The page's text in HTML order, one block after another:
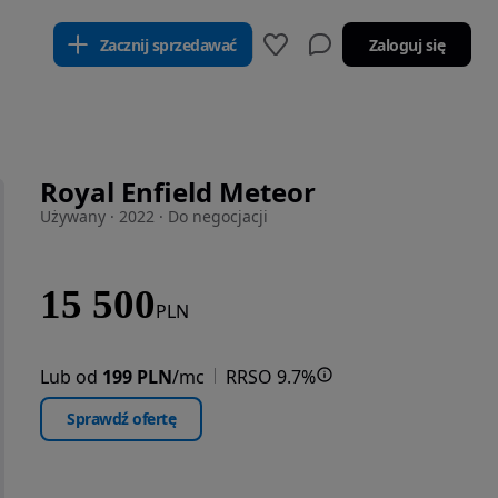
Zacznij sprzedawać Zaloguj się
Royal Enfield Meteor
Używany · 2022 · Do negocjacji
15 500PLN
Lub od 199 PLN/mc RRSO 9.7%
Sprawdź ofertę